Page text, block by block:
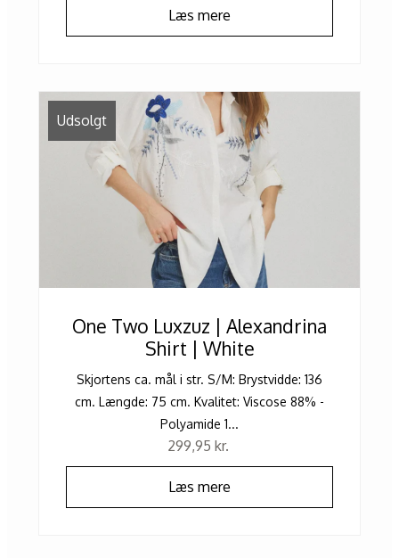
Læs mere
Udsolgt
One Two Luxzuz | Alexandrina
Shirt | White
Skjortens ca. mål i str. S/M: Brystvidde: 136
cm. Længde: 75 cm. Kvalitet: Viscose 88% -
Polyamide 1...
299,95 kr.
Læs mere